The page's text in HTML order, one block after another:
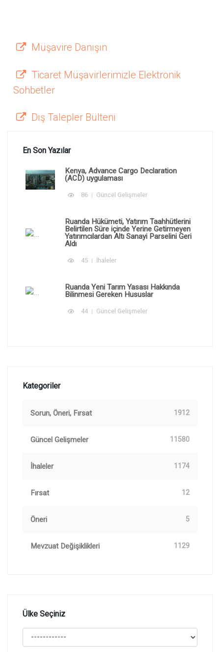
Müşavire Danışın
Ticaret Müşavirlerimizle Elektronik
Sohbetler
Dış Talepler Bülteni
En Son Yazılar
Kenya, Advance Cargo Declaration
(ACD) uygulaması
86 Güncel Gelişmeler
Ruanda Hükümeti, Yatırım Taahhütlerini
Belirtilen Süre içinde Yerine Getirmeyen
Yatırımcılardan Altı Sanayi Parselini Geri
Aldı
45 İhaleler
Ruanda Yeni Tarım Yasası Hakkında
Bilinmesi Gereken Hususlar
44 Güncel Gelişmeler
Kategoriler
Sorun, Öneri, Fırsat 1912
Güncel Gelişmeler 11580
İhaleler 1174
Fırsat 12
Öneri 5
Mevzuat Değişiklikleri 1129
Ülke Seçiniz